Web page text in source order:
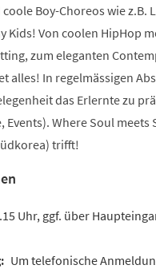
Boy-Choreos wie z.B.
Kids! Von coolen HipHop
zum eleganten
alles! In regelmässigen
das Erlernte zu
Events). Where Soul meets
trifft!
Uhr, ggf. über
Um telefonische